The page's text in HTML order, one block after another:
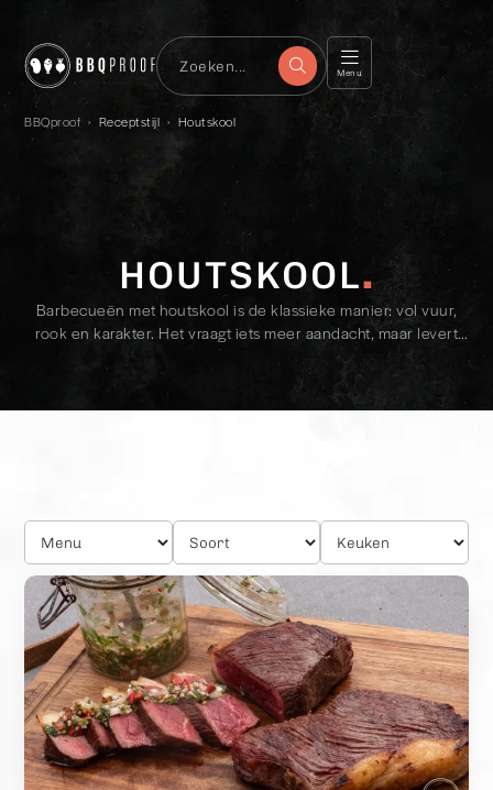
Menu
BBQproof › Receptstijl › Houtskool
HOUTSKOOL
Barbecueën met houtskool is de klassieke manier: vol vuur,
rook en karakter. Het vraagt iets meer aandacht, maar levert
ook die unieke smaakbeleving op waar veel liefhebbers voor